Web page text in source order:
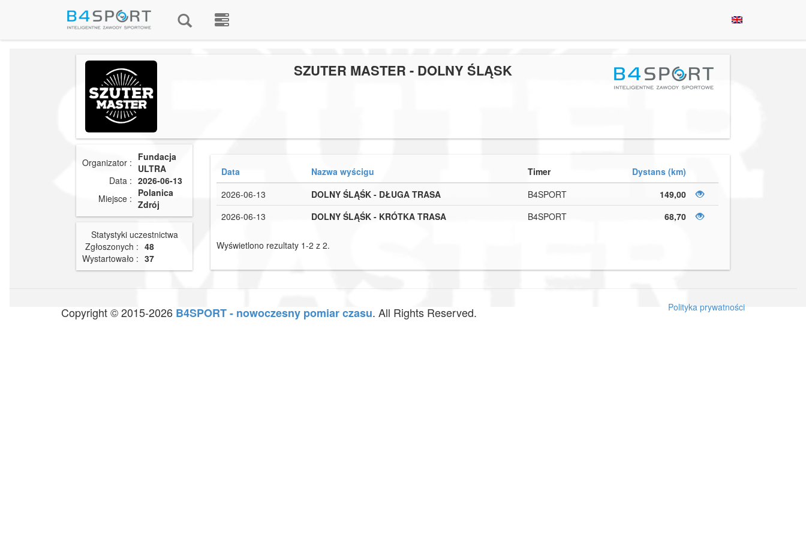
SZUTER MASTER - DOLNY ŚLĄSK
Organizator : Fundacja
ULTRA
Data : 2026-06-13
Miejsce : Polanica
Zdrój
Statystyki uczestnictwa
Zgłoszonych : 48
Wystartowało : 37
Data Nazwa wyścigu Timer
Dystans (km)
2026-06-13
DOLNY ŚLĄŚK - DŁUGA TRASA B4SPORT
149,00
2026-06-13
DOLNY ŚLĄŚK - KRÓTKA TRASA B4SPORT 68,70
Wyświetlono rezultaty 1-2 z 2.
Copyright © 2015-2026 B4SPORT - nowoczesny pomiar czasu. All Rights Reserved. Polityka prywatności